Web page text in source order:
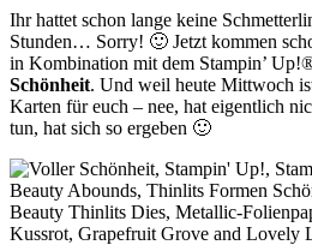
Ihr hattet schon lange keine
Stunden… Sorry! 🙂 Jetzt kommen
in Kombination mit dem Stampin’
Schönheit. Und weil heute Mittwoch
Karten für euch – nee, hat eigentlich
tun, hat sich so ergeben 🙂